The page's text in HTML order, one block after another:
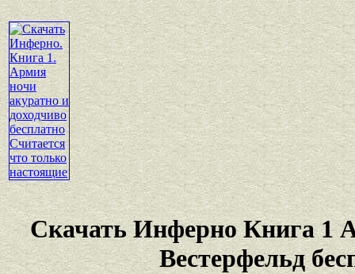
Скачать Инферно Книга 1
Вестерфельд